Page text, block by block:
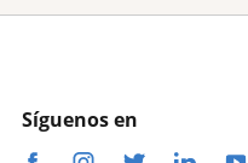
Síguenos en